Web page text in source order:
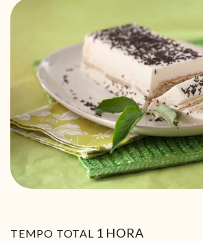
TEMPO TOTAL 1 HORA
HORA